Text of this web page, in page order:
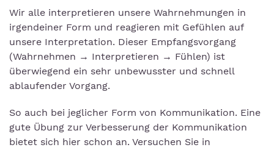
Wir alle interpretieren unsere Wahrnehmungen in
irgendeiner Form und reagieren mit Gefühlen auf
unsere Interpretation. Dieser Empfangsvorgang
(Wahrnehmen → Interpretieren → Fühlen) ist
überwiegend ein sehr unbewusster und schnell
ablaufender Vorgang.
So auch bei jeglicher Form von Kommunikation. Eine
gute Übung zur Verbesserung der Kommunikation
bietet sich hier schon an. Versuchen Sie in